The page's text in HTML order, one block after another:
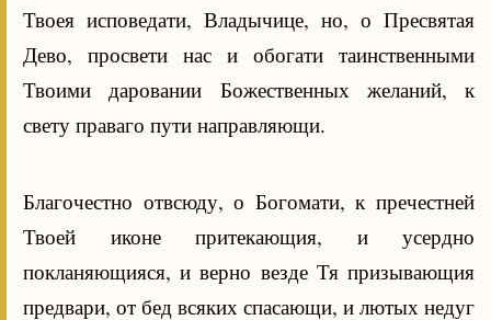
Твоея исповедати, Владычице, но, о Пресвятая
Дево, просвети нас и обогати таинственными
Твоими даровании Божественных желаний, к
свету праваго пути направляющи.
Благочестно отвсюду, о Богомати, к пречестней
Твоей иконе притекающия, и усердно
покланяющияся, и верно везде Тя призывающия
предвари, от бед всяких спасающи, и лютых недуг